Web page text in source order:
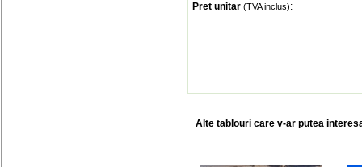
Pret unitar (TVA inclus):
Alte tablouri care v-ar putea